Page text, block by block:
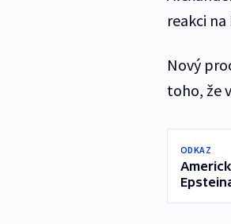
reakci
Nový
toho, že
ODKAZ